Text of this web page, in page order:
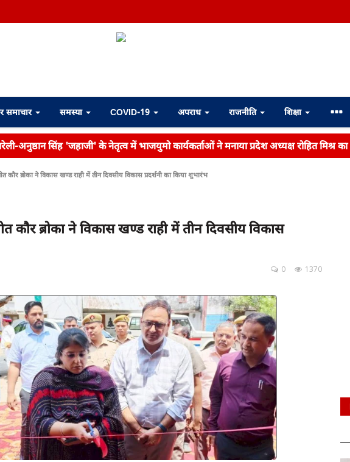
समाचार समस्या COVID-19 अपराध राजनीति शिक्षा
अनुष्ठान सिंह 'जहाजी' के नेतृत्व में भाजयुमो कार्यकर्ताओं ने मनाया प्रदेश अध्यक्ष रोहित मिश्र
कौर ब्रोका ने विकास खण्ड राही में तीन दिवसीय विकास प्रदर्शनी का किया शुभारंभ
कौर ब्रोका ने विकास खण्ड राही में तीन दिवसीय विकास
1370
0